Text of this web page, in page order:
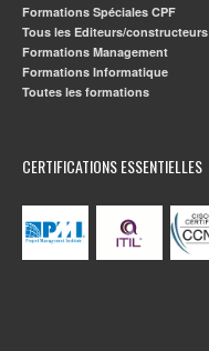
Formations Spéciales CPF
Tous les Editeurs/constructeurs
Formations Management
Formations Informatique
Toutes les formations
CERTIFICATIONS ESSENTIELLES